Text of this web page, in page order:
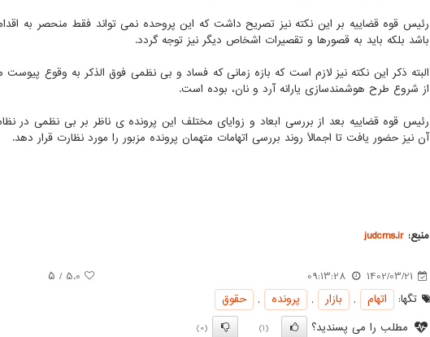
رئیس قوه قضاییه بر این نکته نیز تصریح داشت که این پروحده نمی تواند فقط منحصر به
باشد بلکه باید به قصورها و تقصیرات اشخاص دیگر نیز توجه گردد.
از شروع طرح هوشمندسازی یارانه آرد و نان، بوده است.
رئیس قوه قضاییه بعد از بررسی ابعاد و زوایای مختلف این پرونده ی ناظر بر بی نظمی در
آن نیز حضور یافت تا اجمالاً روند بررسی اتهامات متهمان پرونده مزبور را مورد نظارت قرار دهد.
منبع: judcms.ir
1402/03/21
09:13:28
5.0 / ۵
تگها:
اتهام , بازار , پرونده ,
حقوق
مطلب را می پسندید؟
(1)
(0)